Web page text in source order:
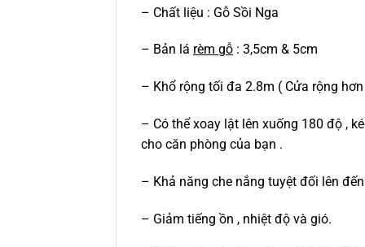
– Chất liệu : Gỗ Sồi Nga
– Bản lá rèm gỗ : 3,5cm & 5cm
– Khổ rộng tối đa 2.8m ( Cửa rộng
– Có thể xoay lật lên xuống 180 độ ,
cho căn phòng của bạn .
– Khả năng che nắng tuyệt đối lên đến
– Giảm tiếng ồn , nhiệt độ và gió.